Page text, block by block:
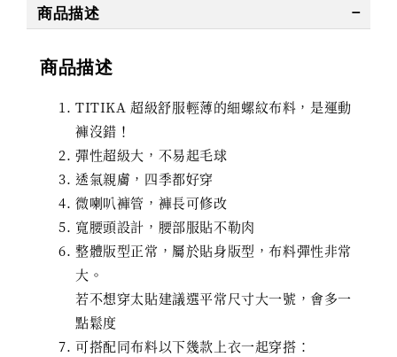
商品描述
商品描述
TITIKA 超級舒服輕薄的細螺紋布料，是運動
褲沒錯！
彈性超級大，不易起毛球
透氣親膚，四季都好穿
微喇叭褲管，褲長可修改
寬腰頭設計，腰部服貼不勒肉
整體版型正常，屬於貼身版型，布料彈性非常
大。
若不想穿太貼建議選平常尺寸大一號，會多一
點鬆度
可搭配同布料以下幾款上衣一起穿搭：